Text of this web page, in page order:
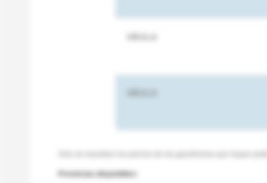
MELILLA
MELILLA
Provincias disponibles: